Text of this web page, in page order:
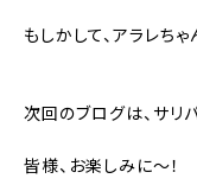
もしかして、アラレち
次回のブログは、サリ
皆様、お楽しみに～！